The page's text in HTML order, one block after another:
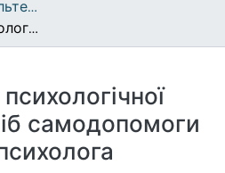
Наукові праці Факультету психології
Самоскринінг психологічної травми як засіб самодопомоги майбутнього психолога
самодопомоги